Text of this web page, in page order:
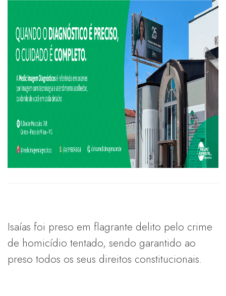
Isaías foi preso em flagrante delito pelo crime
de homicídio tentado, sendo garantido ao
preso todos os seus direitos constitucionais.